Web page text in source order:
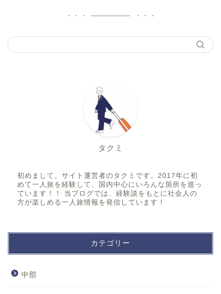
タクミ
初めまして。サイト運営者のタクミです。2017年に初
めて一人旅を経験して、国内中心にいろんな箇所を巡っ
ています！！ 当ブログでは、経験談をもとに社会人の
方が楽しめる一人旅情報を発信しています！
カテゴリー
中部